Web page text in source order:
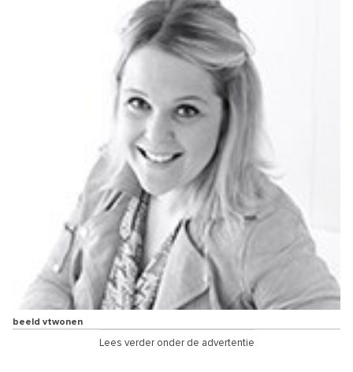
beeld vtwonen
Lees verder onder de advertentie